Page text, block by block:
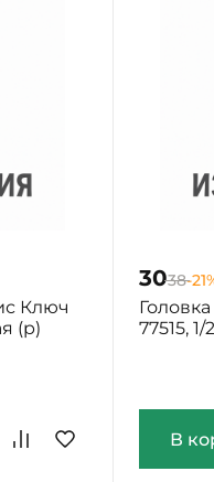
Ключ
(р)
3038-
77515,
В